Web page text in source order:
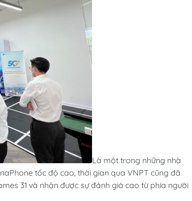
Là một trong những nhà
tốc độ cao, thời gian qua VNPT cũng đã
31 và nhận được sự đánh giá cao từ phía người